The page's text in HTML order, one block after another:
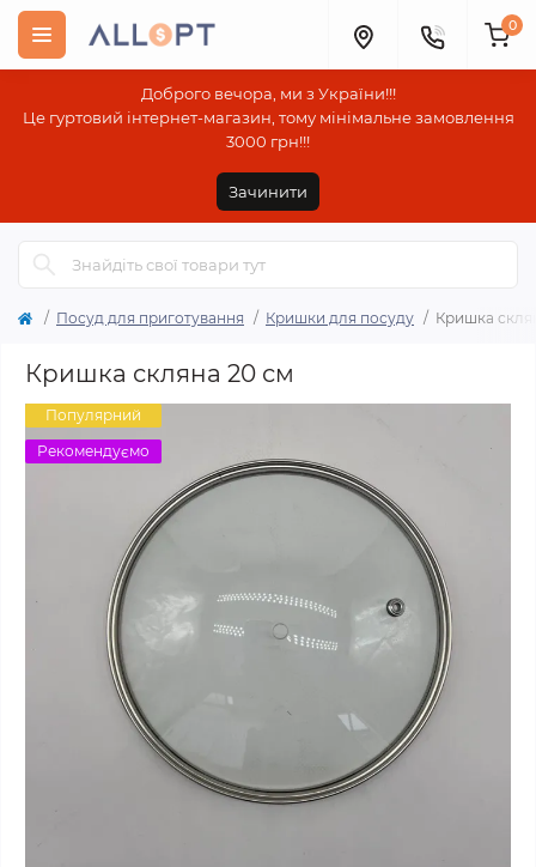
Доброго вечора, ми з України!!!
Це гуртовий інтернет-магазин, тому мінімальне замовлення
3000 грн!!!
Зачинити
0
Посуд для приготування Кришки для посуду Кришка
Кришка скляна 20 см
Популярний
Рекомендуємо